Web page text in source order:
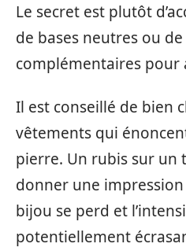
Le secret est plutôt
de bases neutres ou
complémentaires pour
Il est conseillé de bien
vêtements qui
pierre. Un rubis sur un
donner une
bijou se perd et
potentiellement